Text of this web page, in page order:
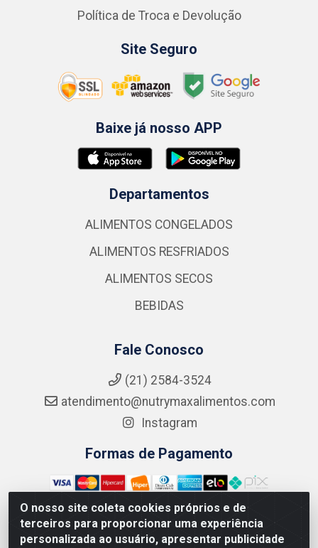
O nosso site coleta cookies próprios e de
terceiros para proporcionar uma experiência
personalizada ao usuário, apresentar publicidade
Política de Troca e Devolução
Site Seguro
Baixe já nosso APP
Departamentos
ALIMENTOS CONGELADOS
ALIMENTOS RESFRIADOS
ALIMENTOS SECOS
BEBIDAS
Fale Conosco
(21) 2584-3524
atendimento@nutrymaxalimentos.com
Instagram
Formas de Pagamento
NUTRY MAX COMÉRCIO DE PRODUTOS ALIMENTICIOS LTDA -